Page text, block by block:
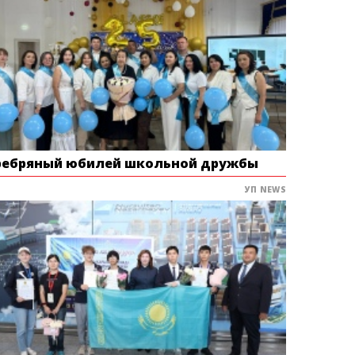
юбилей школьной дружбы
УП NEWS